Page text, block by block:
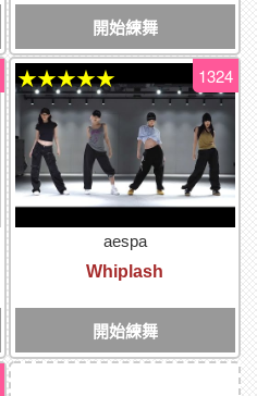
開始練舞
aespa
Whiplash
開始練舞
1324
★★★★★